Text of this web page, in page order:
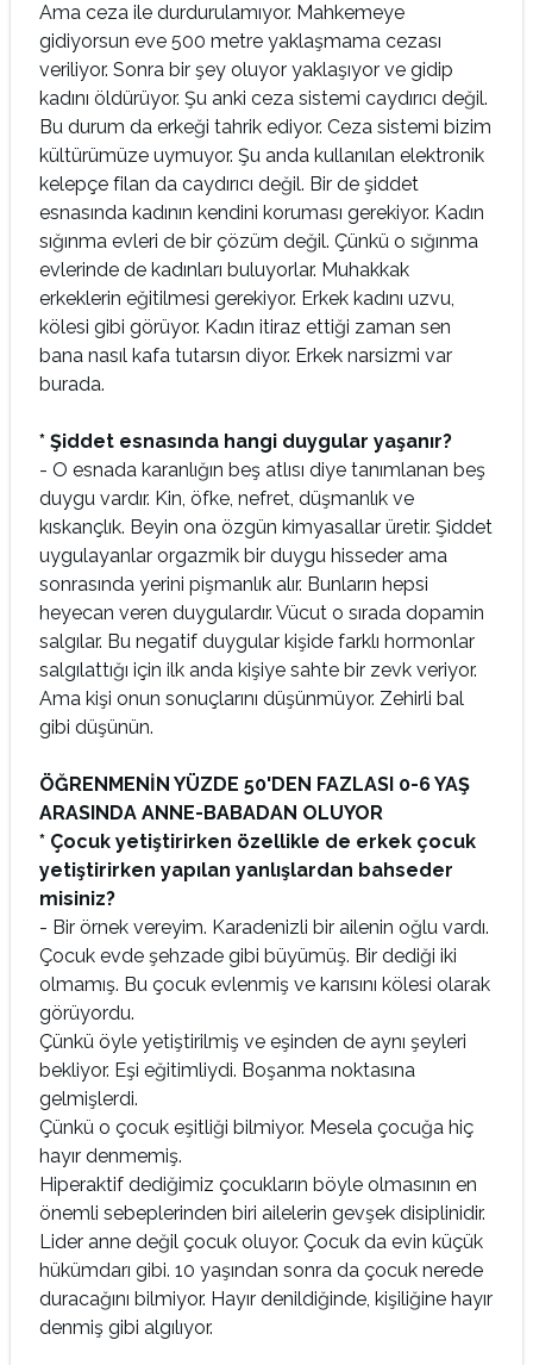
Ama ceza ile durdurulamıyor. Mahkemeye
gidiyorsun eve 500 metre yaklaşmama cezası
veriliyor. Sonra bir şey oluyor yaklaşıyor ve gidip
kadını öldürüyor. Şu anki ceza sistemi caydırıcı değil.
Bu durum da erkeği tahrik ediyor. Ceza sistemi bizim
kültürümüze uymuyor. Şu anda kullanılan elektronik
kelepçe filan da caydırıcı değil. Bir de şiddet
esnasında kadının kendini koruması gerekiyor. Kadın
sığınma evleri de bir çözüm değil. Çünkü o sığınma
evlerinde de kadınları buluyorlar. Muhakkak
erkeklerin eğitilmesi gerekiyor. Erkek kadını uzvu,
kölesi gibi görüyor. Kadın itiraz ettiği zaman sen
bana nasıl kafa tutarsın diyor. Erkek narsizmi var
burada.
* Şiddet esnasında hangi duygular yaşanır?
- O esnada karanlığın beş atlısı diye tanımlanan beş
duygu vardır. Kin, öfke, nefret, düşmanlık ve
kıskançlık. Beyin ona özgün kimyasallar üretir. Şiddet
uygulayanlar orgazmik bir duygu hisseder ama
sonrasında yerini pişmanlık alır. Bunların hepsi
heyecan veren duygulardır. Vücut o sırada dopamin
salgılar. Bu negatif duygular kişide farklı hormonlar
salgılattığı için ilk anda kişiye sahte bir zevk veriyor.
Ama kişi onun sonuçlarını düşünmüyor. Zehirli bal
gibi düşünün.
ÖĞRENMENİN YÜZDE 50'DEN FAZLASI 0-6 YAŞ
ARASINDA ANNE-BABADAN OLUYOR
* Çocuk yetiştirirken özellikle de erkek çocuk
yetiştirirken yapılan yanlışlardan bahseder
misiniz?
- Bir örnek vereyim. Karadenizli bir ailenin oğlu vardı.
Çocuk evde şehzade gibi büyümüş. Bir dediği iki
olmamış. Bu çocuk evlenmiş ve karısını kölesi olarak
görüyordu.
Çünkü öyle yetiştirilmiş ve eşinden de aynı şeyleri
bekliyor. Eşi eğitimliydi. Boşanma noktasına
gelmişlerdi.
Çünkü o çocuk eşitliği bilmiyor. Mesela çocuğa hiç
hayır denmemiş.
Hiperaktif dediğimiz çocukların böyle olmasının en
önemli sebeplerinden biri ailelerin gevşek disiplinidir.
Lider anne değil çocuk oluyor. Çocuk da evin küçük
hükümdarı gibi. 10 yaşından sonra da çocuk nerede
duracağını bilmiyor. Hayır denildiğinde, kişiliğine hayır
denmiş gibi algılıyor.